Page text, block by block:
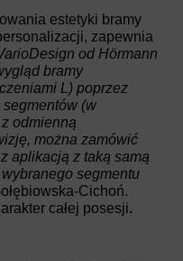
estetyki bramy
zapewnia
od Hörmann
bramy
L) poprzez
(w
odmienną
można zamówić
aplikacją z taką samą
segmentu
Cichoń.
całej posesji.